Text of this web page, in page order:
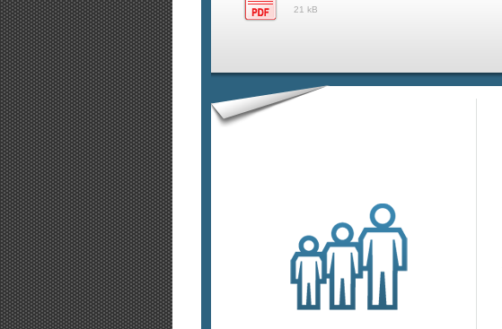
21 kB